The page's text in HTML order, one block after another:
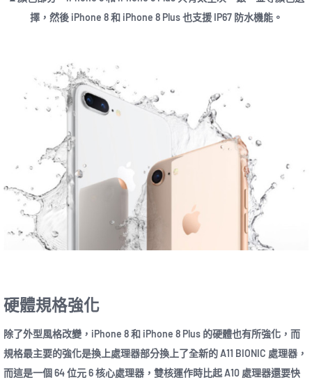
擇，然後 iPhone 8 和 iPhone 8 Plus 也支援 IP67 防水機能。
硬體規格強化
除了外型風格改變，iPhone 8 和 iPhone 8 Plus 的硬體也有所強化，而
規格最主要的強化是換上處理器部分換上了全新的 A11 BIONIC 處理器，
而這是一個 64 位元 6 核心處理器，雙核運作時比起 A10 處理器還要快